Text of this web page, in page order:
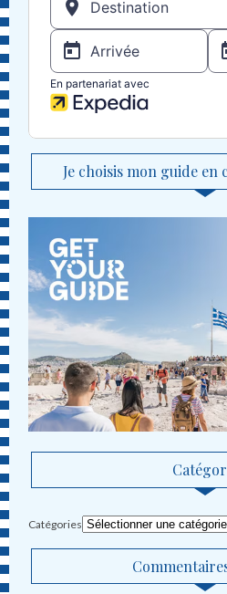
Je choisis mon guide en
Catégories